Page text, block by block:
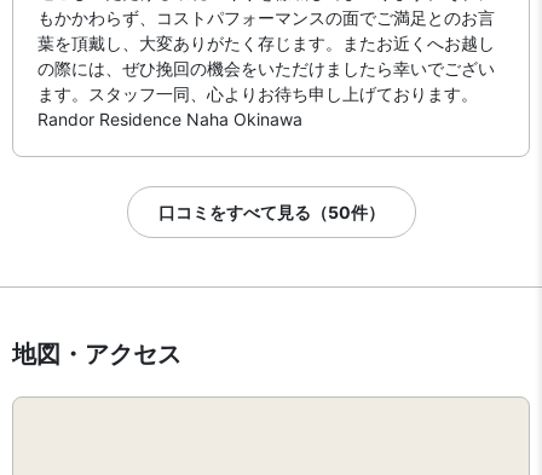
もかかわらず、コストパフォーマンスの面でご満足とのお言
葉を頂戴し、大変ありがたく存じます。またお近くへお越し
の際には、ぜひ挽回の機会をいただけましたら幸いでござい
ます。スタッフ一同、心よりお待ち申し上げております。
Randor Residence Naha Okinawa
口コミをすべて見る（50件）
地図・アクセス